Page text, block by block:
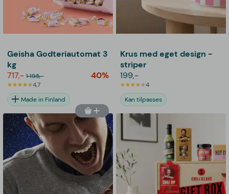
Geisha Godteriautomat 3
kg
717,- 1 195,- 40%
4,7
Made in Finland
Krus med eget design -
striper
199,-
4
Kan tilpasses